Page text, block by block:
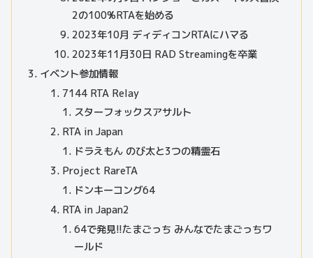
2の100%RTAを始める
2023年10月 ディディコンRTAにハマる
2023年11月30日 RAD Streamingを卒業
イベント参加情報
7144 RTA Relay
スターフォックスアサルト
RTA in Japan
ドラえもん のび太と3つの精霊石
Project RareTA
ドンキーコング64
RTA in Japan2
64で発見!!たまごっち みんなでたまごっちワ
ールド